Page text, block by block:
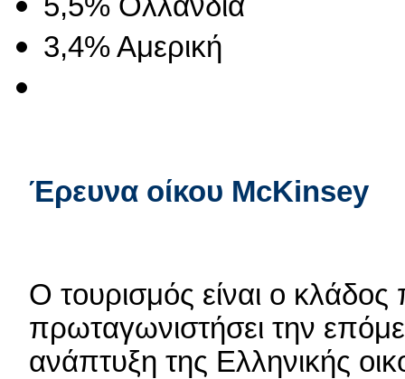
3,4% Αμερική
Έρευνα οίκου McKinsey
Ο τουρισμός είναι ο
πρωταγωνιστήσει την
ανάπτυξη της Ελληνικής